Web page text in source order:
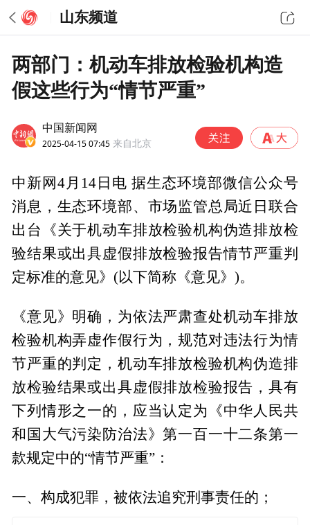
山东频道
两部门：机动车排放检验机构造
假这些行为“情节严重”
中国新闻网
2025-04-15 07:45 来自北京
中新网4月14日电 据生态环境部微信公众号
消息，生态环境部、市场监管总局近日联合
出台《关于机动车排放检验机构伪造排放检
验结果或出具虚假排放检验报告情节严重判
定标准的意见》(以下简称《意见》)。
《意见》明确，为依法严肃查处机动车排放
检验机构弄虚作假行为，规范对违法行为情
节严重的判定，机动车排放检验机构伪造排
放检验结果或出具虚假排放检验报告，具有
下列情形之一的，应当认定为《中华人民共
和国大气污染防治法》第一百一十二条第一
款规定中的“情节严重”：
一、构成犯罪，被依法追究刑事责任的；